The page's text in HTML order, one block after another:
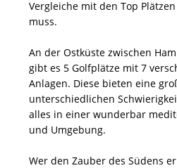
Vergleiche mit den Top
muss.
An der Ostküste zwischen
gibt es 5 Golfplätze mit 7
Anlagen. Diese bieten eine
unterschiedlichen
alles in einer wunderbar
und Umgebung.
Wer den Zauber des Südens